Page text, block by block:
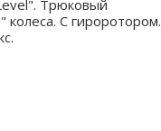
Трюковый
колеса. С гироротором.